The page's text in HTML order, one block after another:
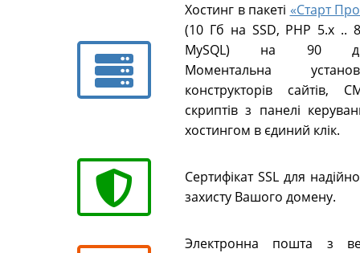
Хостинг в пакеті «Старт
(10 Гб на SSD, PHP 5.х ..
MySQL) на 90
Моментальна
конструкторів сайтів,
скриптів з панелі
хостингом в єдиний клік.
Сертифікат SSL для
захисту Вашого домену.
Электронна пошта з